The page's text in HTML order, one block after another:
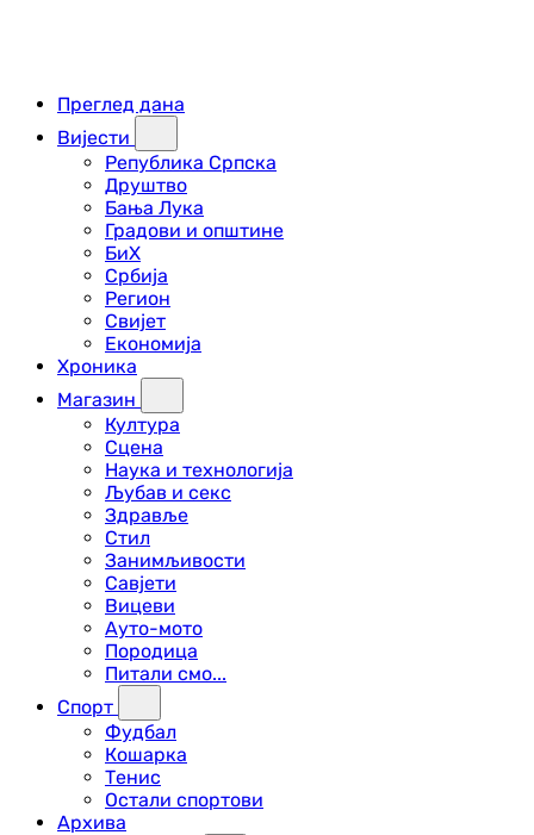
Преглед дана
Вијести
Република Српска
Друштво
Бања Лука
Градови и општине
БиХ
Србија
Регион
Свијет
Економија
Хроника
Магазин
Култура
Сцена
Наука и технологија
Љубав и секс
Здравље
Стил
Занимљивости
Савјети
Вицеви
Ауто-мото
Породица
Питали смо...
Спорт
Фудбал
Кошарка
Тенис
Остали спортови
Архива